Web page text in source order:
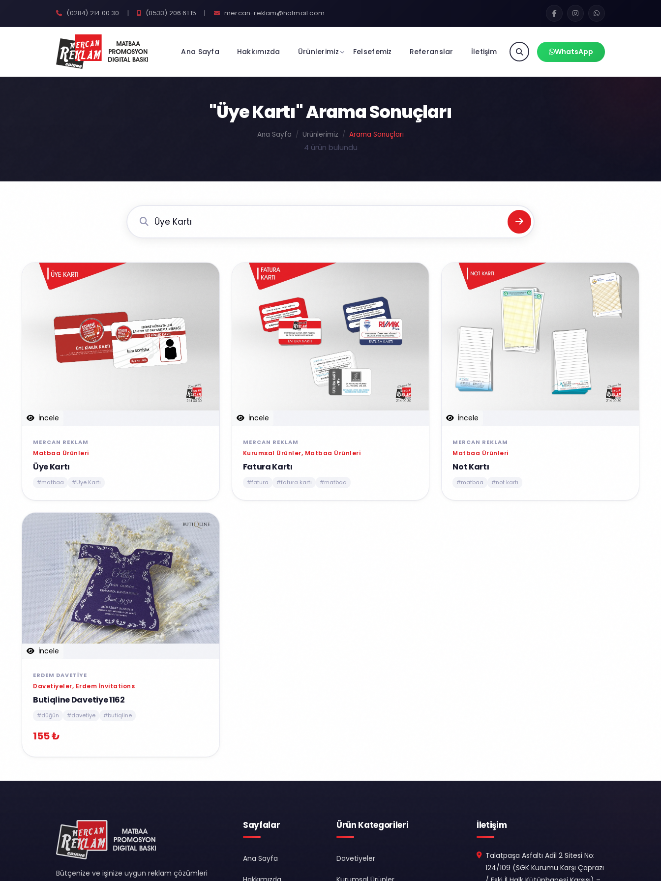
(0284) 214 00 30 | (0533) 206 61 15 | mercan-reklam@hotmail.com
Ana Sayfa Hakkımızda Ürünlerimiz Felsefemiz Referanslar İletişim WhatsApp
"Üye Kartı" Arama Sonuçları
Ana Sayfa Ürünlerimiz Arama Sonuçları
4 ürün bulundu
İncele
MERCAN REKLAM
Matbaa Ürünleri
Üye Kartı
#matbaa #Üye Kartı
İncele
MERCAN REKLAM
Kurumsal Ürünler, Matbaa Ürünleri
Fatura Kartı
#fatura #fatura kartı #matbaa
İncele
MERCAN REKLAM
Matbaa Ürünleri
Not Kartı
#matbaa #not kartı
İncele
ERDEM DAVETIYE
Davetiyeler, Erdem İnvitations
Butiqline Davetiye 1162
#düğün #davetiye #butiqline
155 ₺
Bütçenize ve işinize uygun reklam çözümleri
Sayfalar
Ana Sayfa
Ürün Kategorileri
Davetiyeler
İletişim
Talatpaşa Asfaltı Adil 2 Sitesi No:
124/109 (SGK Kurumu Karşı Çaprazı